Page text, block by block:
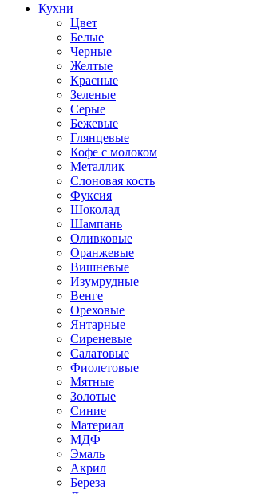
Кухни
Цвет
Белые
Черные
Желтые
Красные
Зеленые
Серые
Бежевые
Глянцевые
Кофе с молоком
Металлик
Слоновая кость
Фуксия
Шоколад
Шампань
Оливковые
Оранжевые
Вишневые
Изумрудные
Венге
Ореховые
Янтарные
Сиреневые
Салатовые
Фиолетовые
Мятные
Золотые
Синие
Материал
МДФ
Эмаль
Акрил
Береза